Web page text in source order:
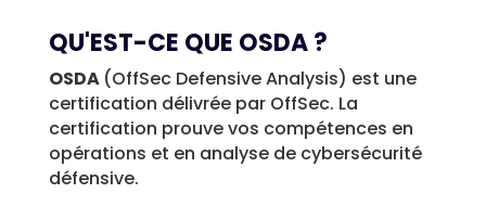
QU'EST-CE QUE OSDA ?
OSDA (OffSec Defensive Analysis) est une
certification délivrée par OffSec. La
certification prouve vos compétences en
opérations et en analyse de cybersécurité
défensive.